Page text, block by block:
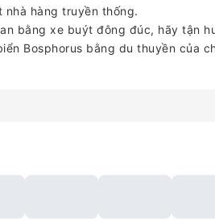
hàng truyền thống.
bằng xe buýt đông đúc, hãy tận
Bosphorus bằng du thuyền của